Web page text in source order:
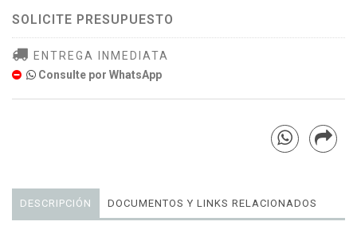
SOLICITE PRESUPUESTO
ENTREGA INMEDIATA
Consulte por WhatsApp
DESCRIPCIÓN DOCUMENTOS Y LINKS RELACIONADOS